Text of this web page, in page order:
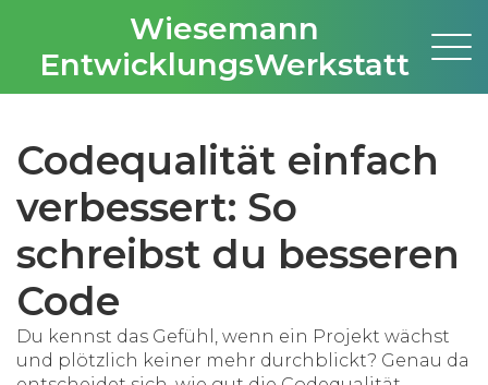
Wiesemann
EntwicklungsWerkstatt
Codequalität einfach
verbessert: So
schreibst du besseren
Code
Du kennst das Gefühl, wenn ein Projekt wächst
und plötzlich keiner mehr durchblickt? Genau da